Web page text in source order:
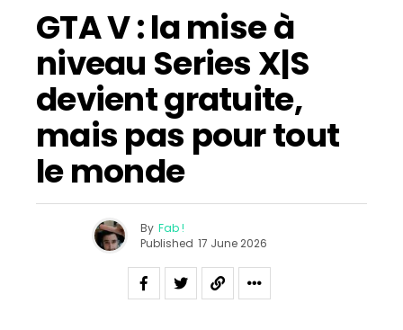
GTA V : la mise à
niveau Series X|S
devient gratuite,
mais pas pour tout
le monde
By Fab !
Published 17 June 2026